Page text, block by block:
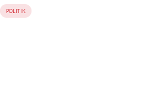
POLITIK